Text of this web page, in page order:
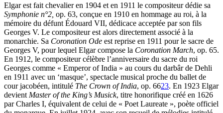
Elgar est fait chevalier en 1904 et en 1911 le compositeur dédie sa
Symphonie n°2, op. 63, conçue en 1910 en hommage au roi, à la
mémoire du défunt Édouard VII, dédicace acceptée par son fils
Georges V. Le compositeur est alors directement associé à la
monarchie. Sa Coronation Ode est reprise en 1911 pour le sacre de
Georges V, pour lequel Elgar compose la Coronation March, op. 65.
En 1912, le compositeur célèbre l’anniversaire du sacre du roi
Georges comme « Emperor of India » au cours du darbâr de Dehli
en 1911 avec un ‘masque’, spectacle musical proche du ballet de
cour jacobéen, intitulé The Crown of India, op. 6623. En 1923 Elgar
devient Master of the King’s Musick, titre honorifique créé en 1626
par Charles I, équivalent de celui de « Poet Laureate », poète officiel